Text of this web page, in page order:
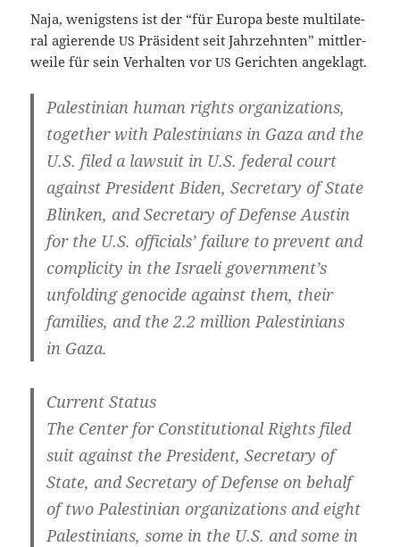
Naja, wenigs­tens ist der “für Euro­pa bes­te mul­ti­la­te­
ral agie­ren­deUS Prä­si­dent seit Jahr­zehn­ten” mitt­ler­
wei­le für sein Ver­hal­ten vorUS Gerich­ten angeklagt.
Pales­ti­ni­an human rights orga­niz­a­ti­ons,
tog­e­ther with Pales­ti­ni­ans in Gaza and the
U.S. filed a lawsu­it in U.S. federal court
against Pre­si­dent Biden, Secreta­ry of Sta­te
Blin­ken, and Secreta­ry of Defen­se Aus­tin
for the U.S. offi­cials’ fail­u­re to pre­vent and
com­pli­ci­ty in the Israe­li government’s
unfol­ding geno­ci­de against them, their
fami­lies, and the 2.2 mil­li­on Pales­ti­ni­ans
in Gaza.
Cur­rent Status
The Cen­ter for Con­sti­tu­tio­nal Rights filed
suit against the Pre­si­dent, Secreta­ry of
Sta­te, and Secreta­ry of Defen­se on behalf
of two Pales­ti­ni­an orga­niz­a­ti­ons and eight
Pales­ti­ni­ans, some in the U.S. and some in